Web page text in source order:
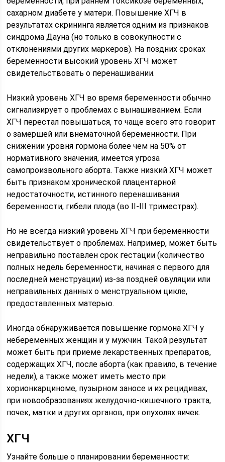
сахарном диабете у матери. Повышение ХГЧ в
результатах скрининга является одним из признаков
синдрома Дауна (но только в совокупности с
отклонениями других маркеров). На поздних сроках
беременности высокий уровень ХГЧ может
свидетельствовать о перенашивании.
Низкий уровень ХГЧ во время беременности обычно
сигнализирует о проблемах с вынашиванием. Если
ХГЧ перестал повышаться, то чаще всего это говорит
о замершей или внематочной беременности. При
снижении уровня гормона более чем на 50% от
нормативного значения, имеется угроза
самопроизвольного аборта. Также низкий ХГЧ может
быть признаком хронической плацентарной
недостаточности, истинного перенашивания
беременности, гибели плода (во II-III триместрах).
Но не всегда низкий уровень ХГЧ при беременности
свидетельствует о проблемах. Например, может быть
неправильно поставлен срок гестации (количество
полных недель беременности, начиная с первого для
последней менструации) из-за поздней овуляции или
неправильных данных о менструальном цикле,
предоставленных матерью.
Иногда обнаруживается повышение гормона ХГЧ у
небеременных женщин и у мужчин. Такой результат
может быть при приеме лекарственных препаратов,
содержащих ХГЧ, после аборта (как правило, в течение
недели), а также может иметь место при
хорионкарциноме, пузырном заносе и их рецидивах,
при новообразованиях желудочно-кишечного тракта,
почек, матки и других органов, при опухолях яичек.
ХГЧ
Узнайте больше о планировании беременности: